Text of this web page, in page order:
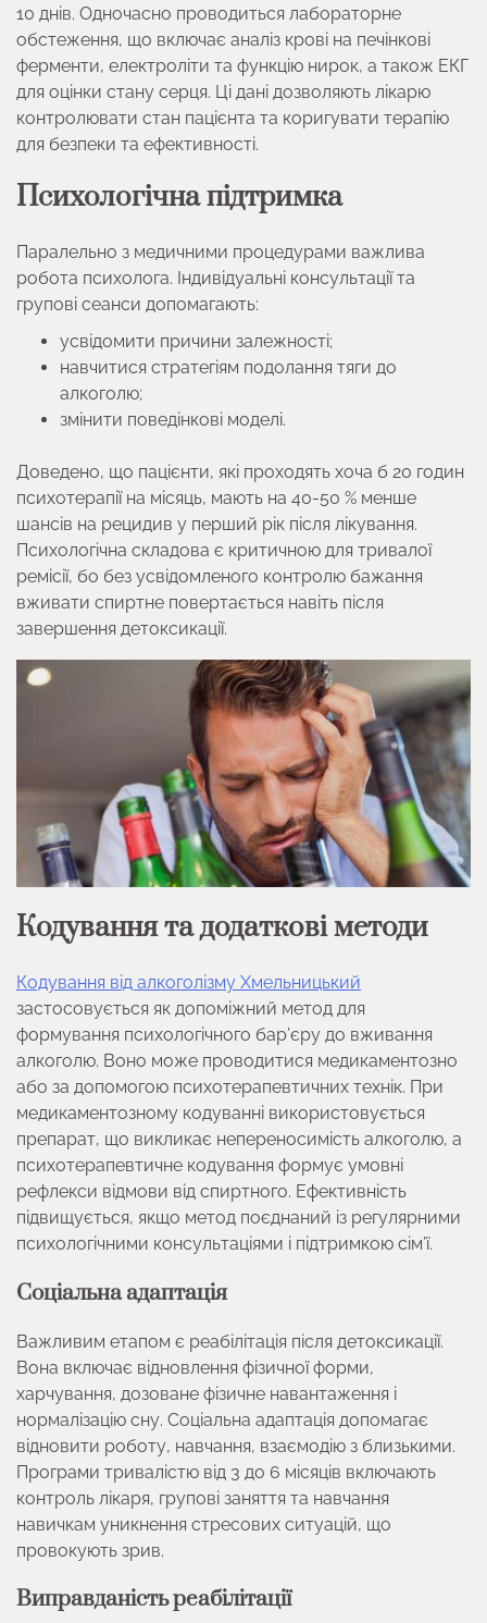
10 днів. Одночасно проводиться лабораторне
обстеження, що включає аналіз крові на печінкові
ферменти, електроліти та функцію нирок, а також ЕКГ
для оцінки стану серця. Ці дані дозволяють лікарю
контролювати стан пацієнта та коригувати терапію
для безпеки та ефективності.
Психологічна підтримка
Паралельно з медичними процедурами важлива
робота психолога. Індивідуальні консультації та
групові сеанси допомагають:
усвідомити причини залежності;
навчитися стратегіям подолання тяги до
алкоголю;
змінити поведінкові моделі.
Доведено, що пацієнти, які проходять хоча б 20 годин
психотерапії на місяць, мають на 40-50 % менше
шансів на рецидив у перший рік після лікування.
Психологічна складова є критичною для тривалої
ремісії, бо без усвідомленого контролю бажання
вживати спиртне повертається навіть після
завершення детоксикації.
Кодування та додаткові методи
Кодування від алкоголізму Хмельницький
застосовується як допоміжний метод для
формування психологічного бар’єру до вживання
алкоголю. Воно може проводитися медикаментозно
або за допомогою психотерапевтичних технік. При
медикаментозному кодуванні використовується
препарат, що викликає непереносимість алкоголю, а
психотерапевтичне кодування формує умовні
рефлекси відмови від спиртного. Ефективність
підвищується, якщо метод поєднаний із регулярними
психологічними консультаціями і підтримкою сім’ї.
Соціальна адаптація
Важливим етапом є реабілітація після детоксикації.
Вона включає відновлення фізичної форми,
харчування, дозоване фізичне навантаження і
нормалізацію сну. Соціальна адаптація допомагає
відновити роботу, навчання, взаємодію з близькими.
Програми тривалістю від 3 до 6 місяців включають
контроль лікаря, групові заняття та навчання
навичкам уникнення стресових ситуацій, що
провокують зрив.
Виправданість реабілітації